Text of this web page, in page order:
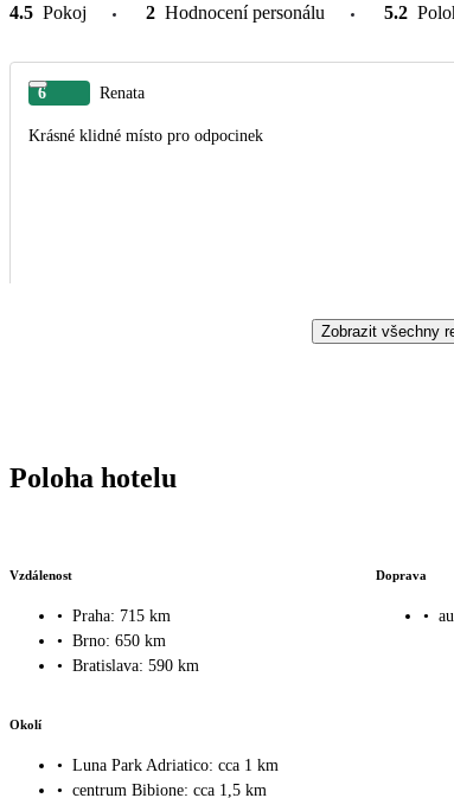
4.5 Pokoj 2 Hodnocení personálu 5.2
6 Renata
Krásné klidné místo pro odpocinek
Zobrazit všechny
Poloha hotelu
Vzdálenost
• Praha: 715 km
• Brno: 650 km
• Bratislava: 590 km
Doprava
•
Okolí
• Luna Park Adriatico: cca 1 km
• centrum Bibione: cca 1,5 km